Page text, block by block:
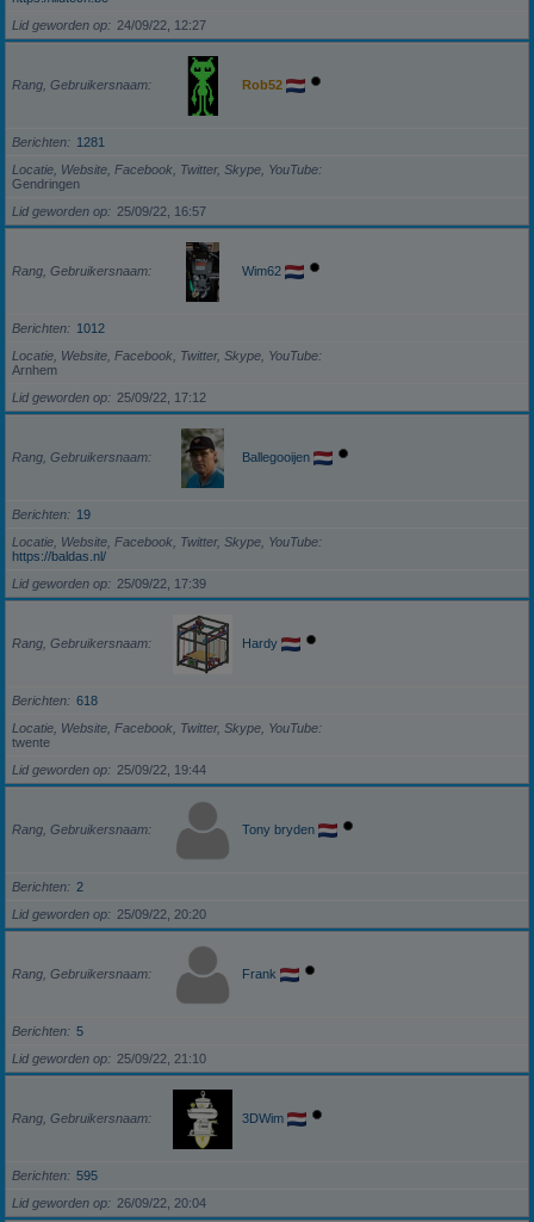
Lid geworden op
24/09/22, 12:27
Rang, Gebruikersnaam Rob52
Berichten
1281
Locatie, Website, Facebook, Twitter, Skype, YouTube
Gendringen
Lid geworden op
25/09/22, 16:57
Rang, Gebruikersnaam Wim62
Berichten
1012
Locatie, Website, Facebook, Twitter, Skype, YouTube
Arnhem
Lid geworden op
25/09/22, 17:12
Rang, Gebruikersnaam Ballegooijen
Berichten
19
Locatie, Website, Facebook, Twitter, Skype, YouTube
https://baldas.nl/
Lid geworden op
25/09/22, 17:39
Rang, Gebruikersnaam Hardy
Berichten
618
Locatie, Website, Facebook, Twitter, Skype, YouTube
twente
Lid geworden op
25/09/22, 19:44
Rang, Gebruikersnaam Tony bryden
Berichten
2
Lid geworden op
25/09/22, 20:20
Rang, Gebruikersnaam Frank
Berichten
5
Lid geworden op
25/09/22, 21:10
Rang, Gebruikersnaam 3DWim
Berichten
595
Lid geworden op
26/09/22, 20:04